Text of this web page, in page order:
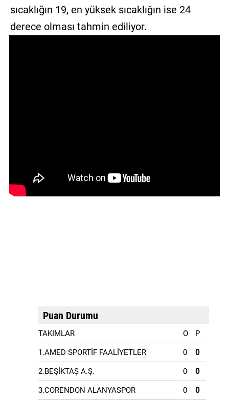
sıcaklığın 19, en yüksek sıcaklığın ise 24
derece olması tahmin ediliyor.
Puan Durumu
TAKIMLAR O P
1.AMED SPORTİF FAALİYETLER 0 0
2.BEŞİKTAŞ A.Ş. 0 0
3.CORENDON ALANYASPOR 0 0